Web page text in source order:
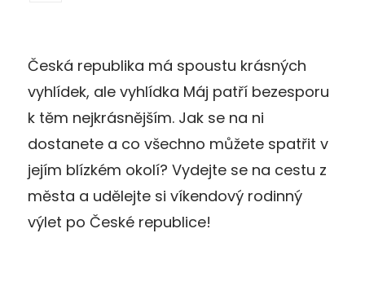
Česká republika má spoustu krásných
vyhlídek, ale vyhlídka Máj patří bezesporu
k těm nejkrásnějším. Jak se na ni
dostanete a co všechno můžete spatřit v
jejím blízkém okolí? Vydejte se na cestu z
města a udělejte si víkendový rodinný
výlet po České republice!